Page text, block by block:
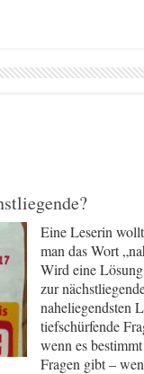
Eine Leserin
man das Wort
Wird eine
zur
naheliegendsten
tiefschürfende
wenn es
Fragen gibt –